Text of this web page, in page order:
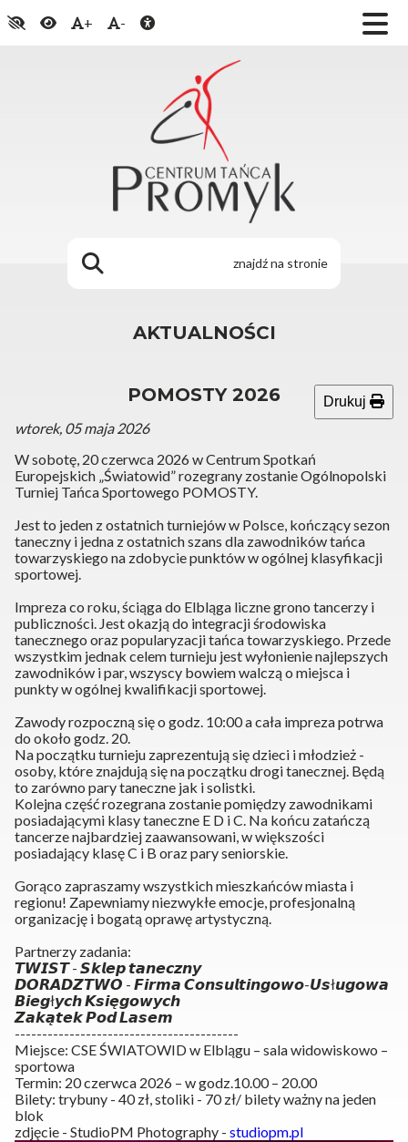
+ -
AKTUALNOŚCI
POMOSTY 2026
wtorek, 05 maja 2026
Drukuj
W sobotę, 20 czerwca 2026 w Centrum Spotkań
Europejskich „Światowid” rozegrany zostanie Ogólnopolski
Turniej Tańca Sportowego POMOSTY.
Jest to jeden z ostatnich turniejów w Polsce, kończący sezon
taneczny i jedna z ostatnich szans dla zawodników tańca
towarzyskiego na zdobycie punktów w ogólnej klasyfikacji
sportowej.
Impreza co roku, ściąga do Elbląga liczne grono tancerzy i
publiczności. Jest okazją do integracji środowiska
tanecznego oraz popularyzacji tańca towarzyskiego. Przede
wszystkim jednak celem turnieju jest wyłonienie najlepszych
zawodników i par, wszyscy bowiem walczą o miejsca i
punkty w ogólnej kwalifikacji sportowej.
Zawody rozpoczną się o godz. 10:00 a cała impreza potrwa
do około godz. 20.
Na początku turnieju zaprezentują się dzieci i młodzież -
osoby, które znajdują się na początku drogi tanecznej. Będą
to zarówno pary taneczne jak i solistki.
Kolejna część rozegrana zostanie pomiędzy zawodnikami
posiadającymi klasy taneczne E D i C. Na końcu zatańczą
tancerze najbardziej zaawansowani, w większości
posiadający klasę C i B oraz pary seniorskie.
Gorąco zapraszamy wszystkich mieszkańców miasta i
regionu! Zapewniamy niezwykłe emocje, profesjonalną
organizację i bogatą oprawę artystyczną.
Partnerzy zadania:
𝙏𝙒𝙄𝙎𝙏 - 𝙎𝙠𝙡𝙚𝙥 𝙩𝙖𝙣𝙚𝙘𝙯𝙣𝙮
𝘿𝙊𝙍𝘼𝘿𝙕𝙏𝙒𝙊 - 𝙁𝙞𝙧𝙢𝙖 𝘾𝙤𝙣𝙨𝙪𝙡𝙩𝙞𝙣𝙜𝙤𝙬𝙤-𝙐𝙨ł𝙪𝙜𝙤𝙬𝙖
𝘽𝙞𝙚𝙜ł𝙮𝙘𝙝 𝙆𝙨𝙞𝙚̨𝙜𝙤𝙬𝙮𝙘𝙝
𝙕𝙖𝙠𝙖̨𝙩𝙚𝙠 𝙋𝙤𝙙 𝙇𝙖𝙨𝙚𝙢
-----------------------------------------
Miejsce: CSE ŚWIATOWID w Elblągu – sala widowiskowo –
sportowa
Termin: 20 czerwca 2026 – w godz.10.00 – 20.00
Bilety: trybuny - 40 zł, stoliki - 70 zł/ bilety ważny na jeden
blok
zdjęcie - StudioPM Photography - studiopm.pl